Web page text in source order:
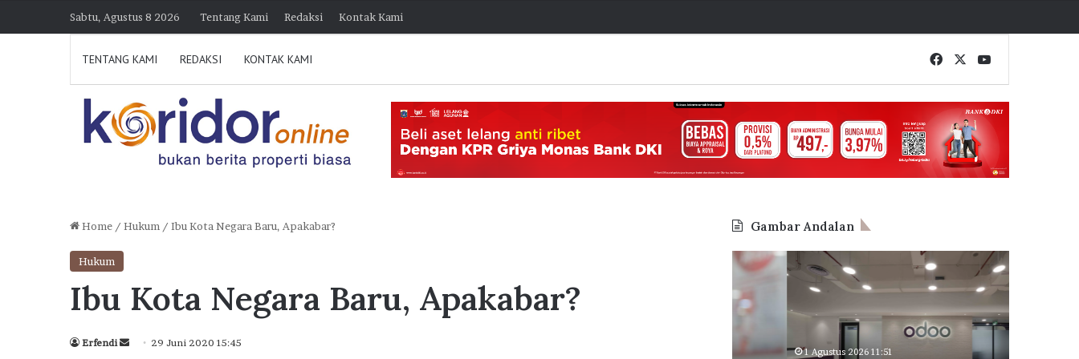
Sabtu, Agustus 8 2026 Tentang Kami Redaksi Kontak Kami
TENTANG KAMI REDAKSI KONTAK KAMI FacebookYouTube
Home / Hukum / Ibu Kota Negara Baru, Apakabar?
Hukum
Ibu Kota Negara Baru, Apakabar?
Erfendi
Send 29 Juni 2020 15:45
Gambar Andalan
dan
BTN
Mimpi
Bawa
Bank
Odoo
Indonesia
Perluas
Kantor
1 Agustus 2026 11:51
Tapera
Cetak
Rekor
Baru,